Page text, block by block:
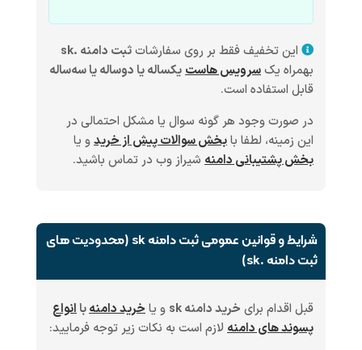
این تخفیف فقط بر روی سفارشاتثبت دامنه .sk
بهمراه یکسرویس هاستیکساله یا دوساله یا سه‌ساله
قابل استفاده است.
در صورت وجود هر گونه سوال یا مشکل احتمالی در
این زمینه، لطفا بابخش سوالات پیش از خریدو یا
بخش پشتیبانی دامنه شیراز وب در تماس باشید.
شرایط و قوانین عمومی ثبت دامنه sk (محدودیت های
ثبت دامنه .sk)
قبل اقدام برای خرید دامنه sk و یاخرید دامنهباانواع
پسوند های دامنه لازم است به نکات زیر توجه فرمایید: